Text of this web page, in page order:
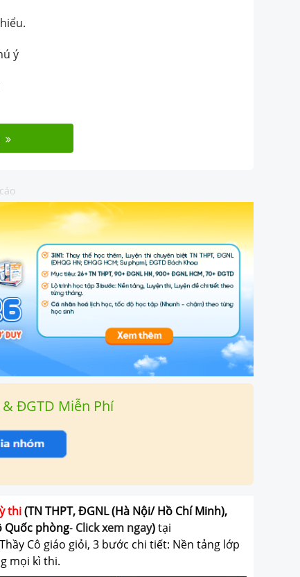
ý
ĐGTD Miễn Phí
thi(TN THPT, ĐGNL (Hà Nội/ Hồ Chí Minh),
Quốc phòng- Click xem ngay)tại
Cô giáo giỏi, 3 bước chi tiết: Nền tảng lớp
mọi kì thi.